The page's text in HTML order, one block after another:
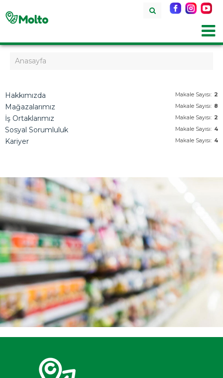
Anasayfa
Hakkımızda Makale Sayısı: 2
Mağazalarımız Makale Sayısı: 8
İş Ortaklarımız Makale Sayısı: 2
Sosyal Sorumluluk Makale Sayısı: 4
Kariyer Makale Sayısı: 4